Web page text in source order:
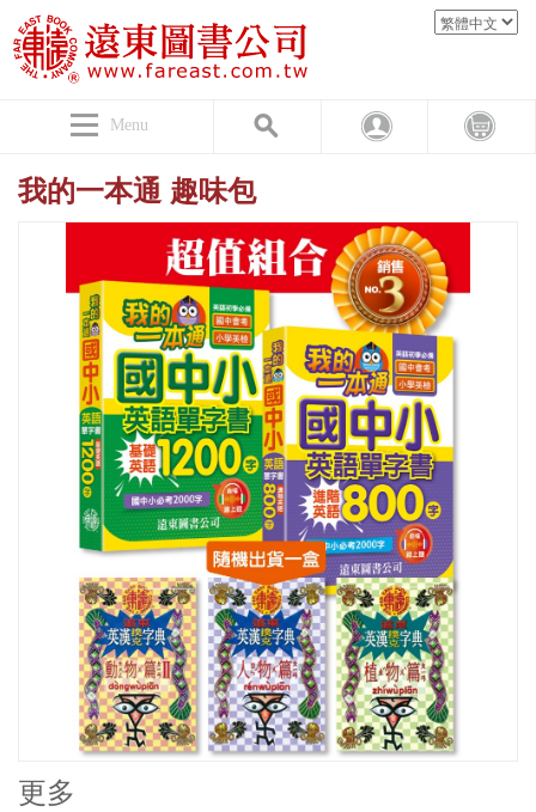
Menu
我的一本通 趣味包
更多